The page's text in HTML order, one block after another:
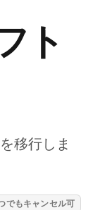
ト
移行しま
でもキャンセル可